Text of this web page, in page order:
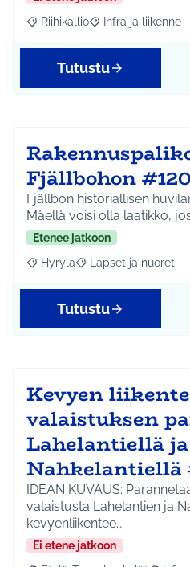
Rajaa tulokset aihepiirin
Riihikallio Rajaa tulokset
Infra ja liikenne
Tutustu
Fjällbohon
Fjällbon historiallisen
Mäellä voisi olla laatikko,
Etenee jatkoon
Rajaa tulokset aihepiirin
Hyrylä Rajaa tulokset
Lapset ja nuoret
Tutustu
Kevyen
valaistuksen
Lahelantiellä ja
Nahkelantiellä
IDEAN KUVAUS:
valaistusta Lahelantien ja
kevyenliikentee…
Ei etene jatkoon